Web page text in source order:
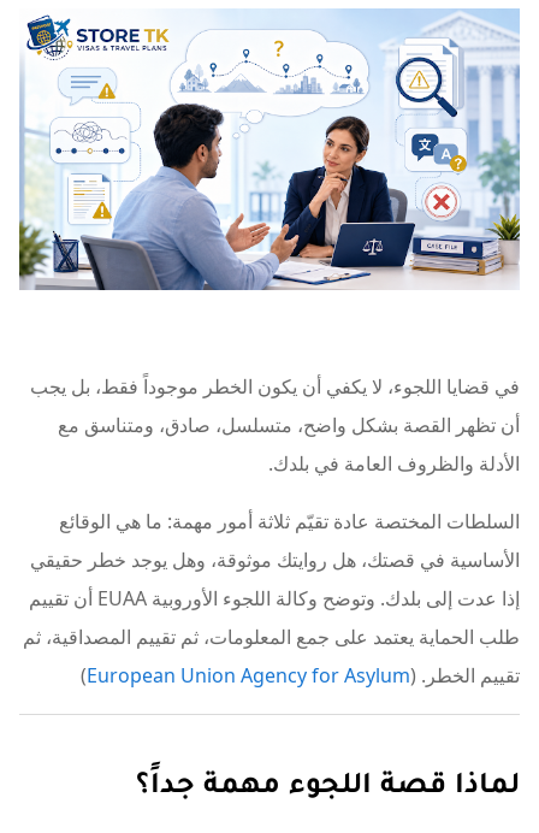
في قضايا اللجوء، لا يكفي أن يكون الخطر موجوداً فقط، بل يجب
أن تظهر القصة بشكل واضح، متسلسل، صادق، ومتناسق مع
الأدلة والظروف العامة في بلدك.
السلطات المختصة عادة تقيّم ثلاثة أمور مهمة: ما هي الوقائع
الأساسية في قصتك، هل روايتك موثوقة، وهل يوجد خطر حقيقي
إذا عدت إلى بلدك. وتوضح وكالة اللجوء الأوروبية EUAA أن تقييم
طلب الحماية يعتمد على جمع المعلومات، ثم تقييم المصداقية، ثم
تقييم الخطر. (European Union Agency for Asylum
)
لماذا قصة اللجوء مهمة جداً؟